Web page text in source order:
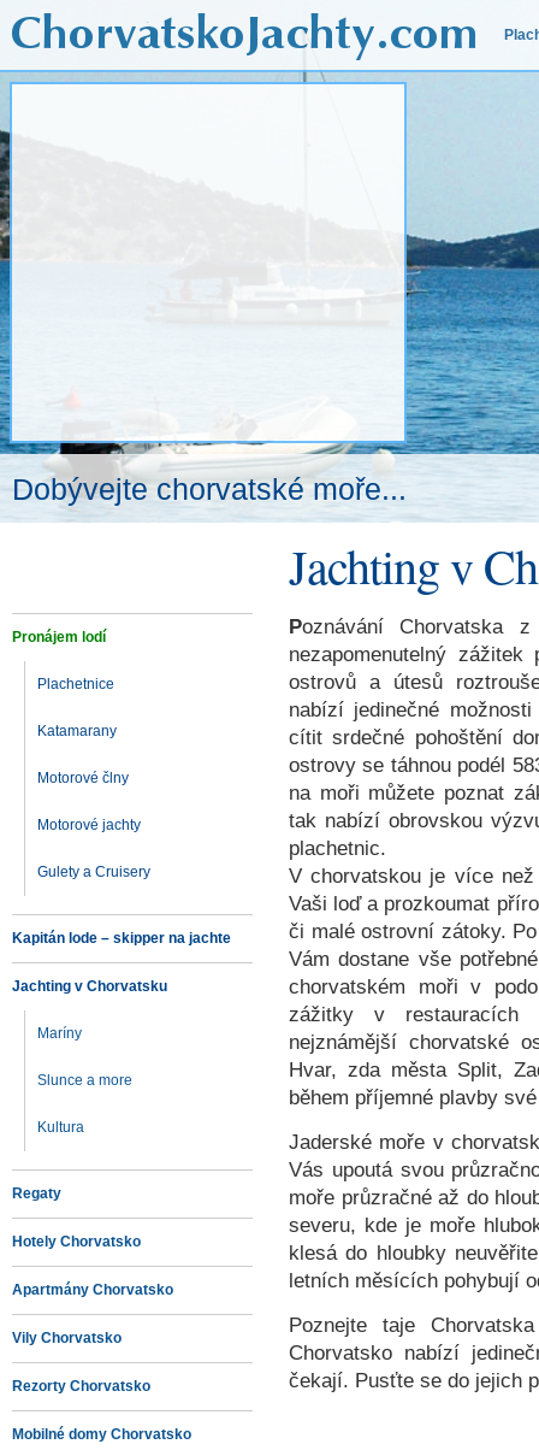
Dobývejte chorvatské moře...
Jachting v
Pronájem lodí
Plachetnice
Katamarany
Motorové člny
Motorové jachty
Gulety a Cruisery
Kapitán lode – skipper na jachte
Jachting v Chorvatsku
Maríny
Slunce a more
Kultura
Regaty
Hotely Chorvatsko
Apartmány Chorvatsko
Vily Chorvatsko
Rezorty Chorvatsko
Mobilné domy Chorvatsko
Poznávání Chorvatska
nezapomenutelný
ostrovů a útesů
nabízí jedinečné
cítit srdečné pohoštění
ostrovy se táhnou podél
na moři můžete poznat
tak nabízí obrovskou
plachetnic.
V chorvatskou je více
Vaši loď a prozkoumat
či malé ostrovní zátoky.
Vám dostane vše
chorvatském moři v
zážitky v restauracích
nejznámější chorvatské
Hvar, zda města Split,
během příjemné plavby
Jaderské moře v
Vás upoutá svou
moře průzračné až do
severu, kde je moře
klesá do hloubky
letních měsících pohybují
Poznejte taje
Chorvatsko nabízí
čekají. Pusťte se do jejich